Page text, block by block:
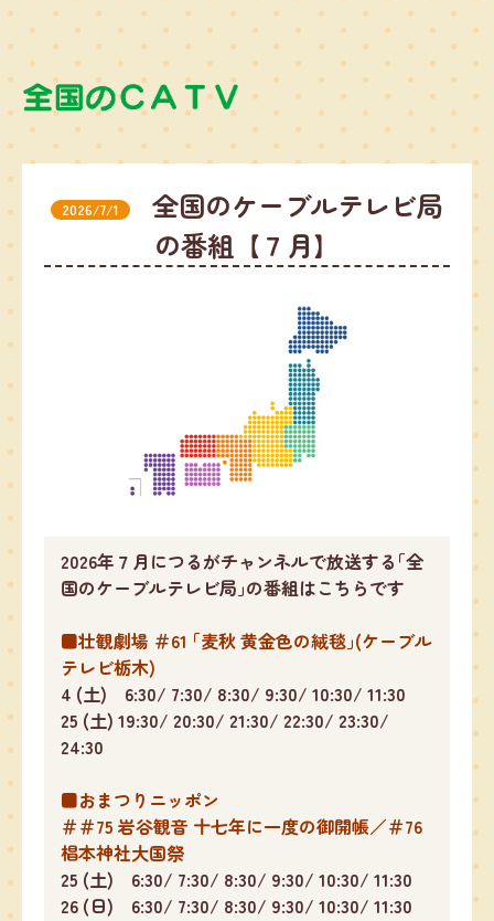
2026/7/1
全国のケーブルテレビ局
の番組【７月】
2026年７月につるがチャンネルで放送する｢全
国のケーブルテレビ局｣の番組はこちらです
■壮観劇場 ＃61 ｢麦秋 黄金色の絨毯｣(ケーブル
テレビ栃木)
4 (土) 6:30/ 7:30/ 8:30/ 9:30/ 10:30/ 11:30
25 (土) 19:30/ 20:30/ 21:30/ 22:30/ 23:30/
24:30
■おまつりニッポン
＃＃75 岩谷観音 十七年に一度の御開帳／＃76
椙本神社大国祭
25 (土) 6:30/ 7:30/ 8:30/ 9:30/ 10:30/ 11:30
26 (日) 6:30/ 7:30/ 8:30/ 9:30/ 10:30/ 11:30